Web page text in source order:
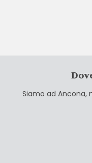
Siamo ad Ancona,